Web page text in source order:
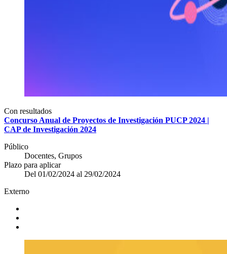
Con resultados
Concurso Anual de Proyectos de Investigación PUCP 2024 |
CAP de Investigación 2024
Público
Docentes, Grupos
Plazo para aplicar
Del 01/02/2024 al 29/02/2024
Externo